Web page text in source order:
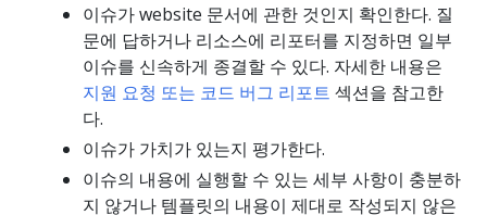
이슈가 website 문서에 관한 것인지 확인한다. 질
문에 답하거나 리소스에 리포터를 지정하면 일부
이슈를 신속하게 종결할 수 있다. 자세한 내용은
지원 요청 또는 코드 버그 리포트 섹션을 참고한
다.
이슈가 가치가 있는지 평가한다.
이슈의 내용에 실행할 수 있는 세부 사항이 충분하
지 않거나 템플릿의 내용이 제대로 작성되지 않은